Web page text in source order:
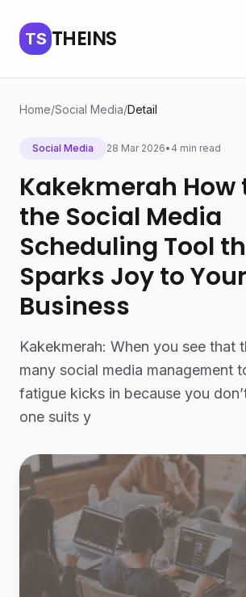
TS THEINS
Home/Social Media/Detail
Social Media 28 Mar 2026• 4 min read
Kakekmerah How
the Social Media
Scheduling Tool
Sparks Joy to Your
Business
Kakekmerah: When you see that
many social media management
fatigue kicks in because you
one suits y